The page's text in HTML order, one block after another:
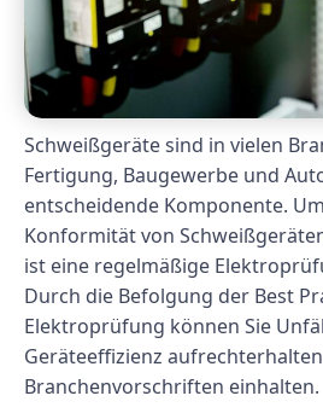
Schweißgeräte sind in vielen
Fertigung, Baugewerbe und
entscheidende Komponente.
Konformität von
ist eine regelmäßige
Durch die Befolgung der Best
Elektroprüfung können Sie
Geräteeffizienz
Branchenvorschriften einhalten.